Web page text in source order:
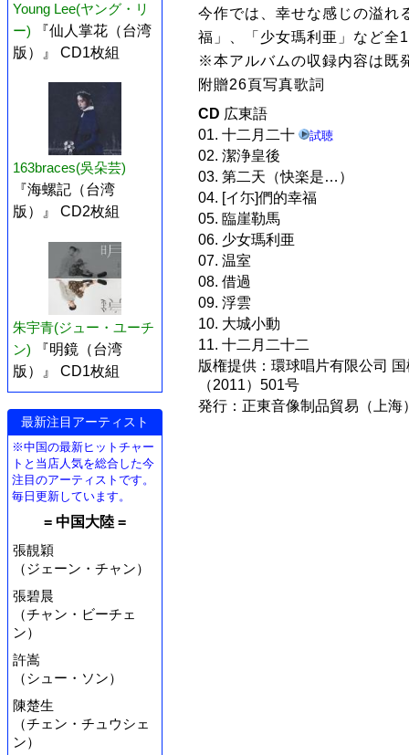
Young Lee(ヤング・リ
ー)
『仙人掌花（台湾
版）』 CD1枚組
163braces(吳朵芸)
『海螺記（台湾
版）』 CD2枚組
朱宇青(ジュー・ユーチ
ン)
『明鏡（台湾
版）』 CD1枚組
最新注目アーティスト
※中国の最新ヒットチャー
トと当店人気を総合した今
注目のアーティストです。
毎日更新しています。
= 中国大陸 =
張靚穎
（ジェーン・チャン）
張碧晨
（チャン・ビーチェ
ン）
許嵩
（シュー・ソン）
陳楚生
（チェン・チュウシェ
ン）
今作では、幸せな感じの溢れ
福」、「少女瑪利亜」など全
※本アルバムの収録内容は既
附贈26頁写真歌詞
CD 広東語
01. 十二月二十
試聴
02. 潔浄皇後
03. 第二天（快楽是…）
04. [イ尓]們的幸福
05. 臨崖勒馬
06. 少女瑪利亜
07. 温室
08. 借過
09. 浮雲
10. 大城小動
11. 十二月二十二
版権提供：環球唱片有限公司
（2011）501号
発行：正東音像制品貿易（上海